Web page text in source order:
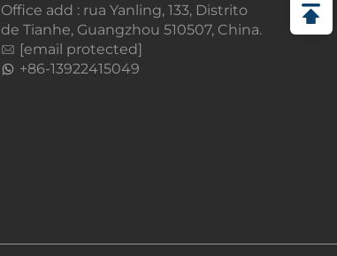
Office add : rua Yanling, 133, Distrito
de Tianhe, Guangzhou 510507, China.
[email protected]
+86-13922415049